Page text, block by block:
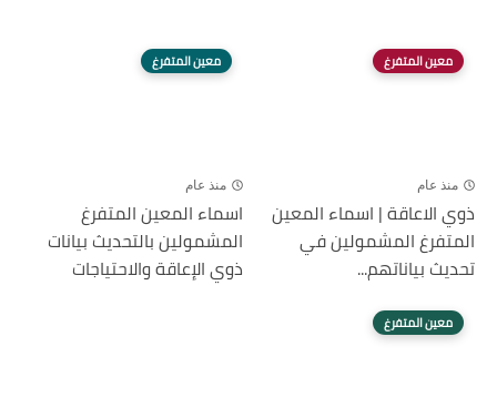
معين المتفرغ
منذ عام
ذوي الاعاقة | اسماء المعين
المتفرغ المشمولين في
تحديث بياناتهم...
معين المتفرغ
منذ عام
اسماء المعين المتفرغ
المشمولين بالتحديث بيانات
ذوي الإعاقة والاحتياجات
معين المتفرغ